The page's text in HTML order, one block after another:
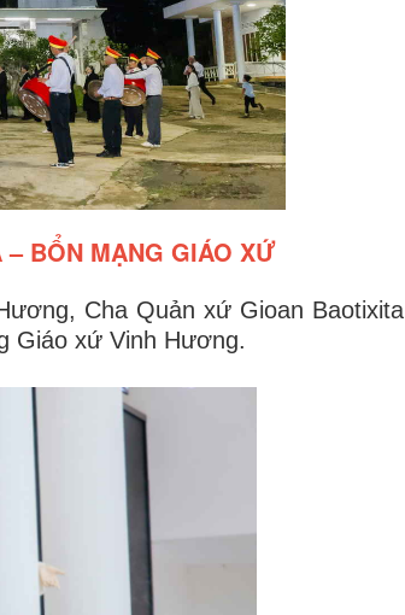
– BỔN MẠNG GIÁO XỨ
Cha Quản xứ Gioan Baotixita
Giáo xứ Vinh Hương.